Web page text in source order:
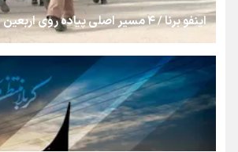
روایت ایران از کنار مردم
از طلوع خیابان‌ها تا غروب اشک
اینفو برنا / ۴ مسیر اصلی پیاده روی اربعین در عراق